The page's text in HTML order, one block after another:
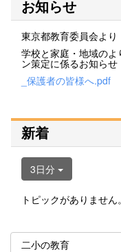
お知らせ
東京都教育委員会より
学校と家庭・地域の
ン策定に係るお知らせ
_保護者の皆様へ.pdf
新着
3日分
トピックがありません。
二小の教育